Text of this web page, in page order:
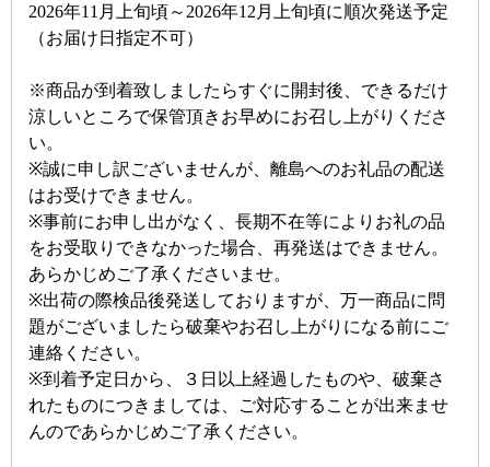
2026年11月上旬頃～2026年12月上旬頃に順次発送予定
（お届け日指定不可）
※商品が到着致しましたらすぐに開封後、できるだけ
涼しいところで保管頂きお早めにお召し上がりくださ
い。
※誠に申し訳ございませんが、離島へのお礼品の配送
はお受けできません。
※事前にお申し出がなく、長期不在等によりお礼の品
をお受取りできなかった場合、再発送はできません。
あらかじめご了承くださいませ。
※出荷の際検品後発送しておりますが、万一商品に問
題がございましたら破棄やお召し上がりになる前にご
連絡ください。
※到着予定日から、３日以上経過したものや、破棄さ
れたものにつきましては、ご対応することが出来ませ
んのであらかじめご了承ください。